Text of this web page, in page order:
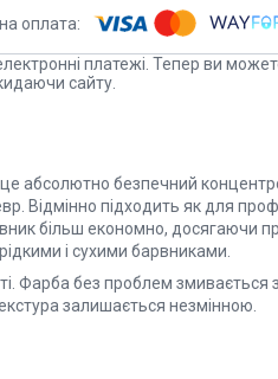
платежі. Тепер ви
сайту.
абсолютно безпечний
Відмінно підходить як для
більш економно, досягаючи
і сухими барвниками.
Фарба без проблем змивається
залишається незмінною.